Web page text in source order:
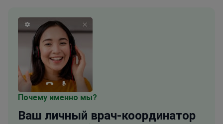
Почему именно мы?
Ваш личный врач-координатор